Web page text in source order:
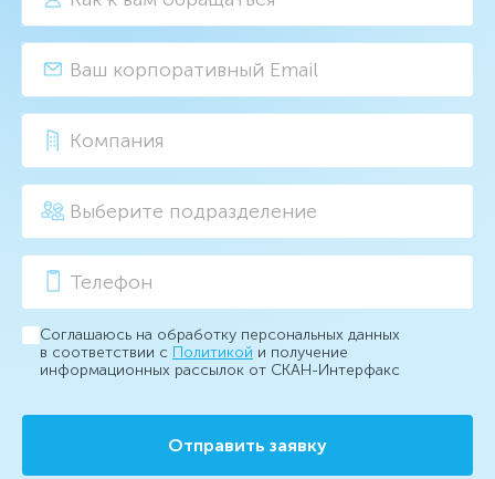
Соглашаюсь на обработку персональных данных
в соответствии с Политикой и получение
информационных рассылок от СКАН-Интерфакс
Отправить заявку